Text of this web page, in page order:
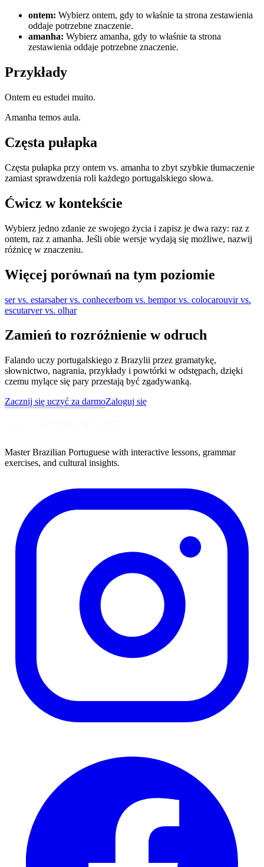
ontem: Wybierz ontem, gdy to właśnie ta strona zestawienia
oddaje potrzebne znaczenie.
amanha: Wybierz amanha, gdy to właśnie ta strona
zestawienia oddaje potrzebne znaczenie.
Przykłady
Ontem eu estudei muito.
Amanha temos aula.
Częsta pułapka
Częsta pułapka przy ontem vs. amanha to zbyt szybkie tłumaczenie
zamiast sprawdzenia roli każdego portugalskiego słowa.
Ćwicz w kontekście
Wybierz jedno zdanie ze swojego życia i zapisz je dwa razy: raz z
ontem, raz z amanha. Jeśli obie wersje wydają się możliwe, nazwij
różnicę w znaczeniu.
Więcej porównań na tym poziomie
ser vs. estarsaber vs. conhecerbom vs. bempor vs. colocarouvir vs.
escutarver vs. olhar
Zamień to rozróżnienie w odruch
Falando uczy portugalskiego z Brazylii przez gramatykę,
słownictwo, nagrania, przykłady i powtórki w odstępach, dzięki
czemu mylące się pary przestają być zgadywanką.
Zacznij się uczyć za darmoZaloguj się
Master Brazilian Portuguese with interactive lessons, grammar
exercises, and cultural insights.